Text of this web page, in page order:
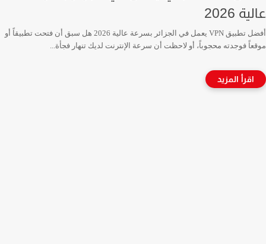
عالية 2026
أفضل تطبيق VPN يعمل في الجزائر بسرعة عالية 2026 هل سبق أن فتحت تطبيقاً أو
موقعاً فوجدته محجوباً، أو لاحظت أن سرعة الإنترنت لديك تنهار فجأة...